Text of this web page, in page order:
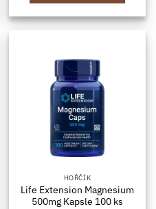
HOŘČÍK
Life Extension Magnesium
500mg Kapsle 100 ks